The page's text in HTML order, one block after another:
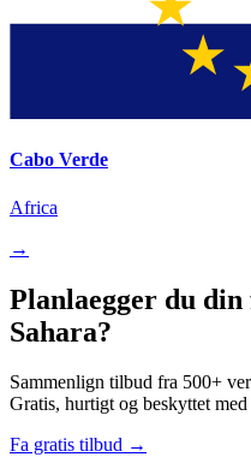
Cabo Verde
Africa
→
Planlaegger du
Sahara?
Sammenlign tilbud fra 500+
Gratis, hurtigt og beskyttet
Fa gratis tilbud →